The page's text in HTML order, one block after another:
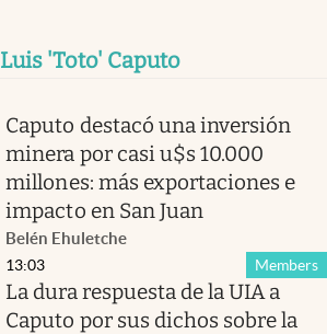
Luis 'Toto' Caputo
Caputo destacó una inversión
minera por casi u$s 10.000
millones: más exportaciones e
impacto en San Juan
Belén Ehuletche
Members
13:03
La dura respuesta de la UIA a
Caputo por sus dichos sobre la